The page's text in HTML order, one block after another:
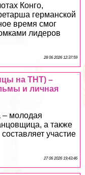
Конго,
германской
время смог
лидеров
28 06 2026 12:37:59
на ТНТ) –
и личная
– молодая
а также
участие
27 06 2026 19:43:46